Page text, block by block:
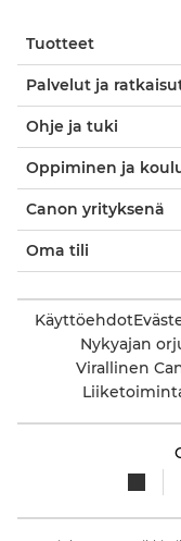
Tuotteet
Palvelut ja
Ohje ja tuki
Oppiminen ja
Canon yrityksenä
Oma tili
Käyttöehdot
Nykyajan
Virallinen